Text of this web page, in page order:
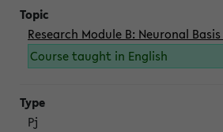
Research Module B: Neuronal
Course taught in English
Pj